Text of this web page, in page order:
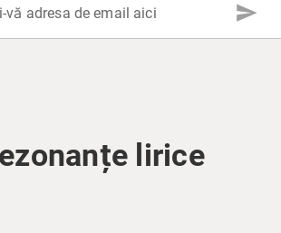
vă adresa de email aici send
lirice